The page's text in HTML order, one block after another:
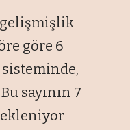
gelişmişlik
göre 6
sayının 7